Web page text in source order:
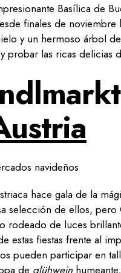
Basílica de
finales de
y un hermoso árbol
probar las ricas delicias
hace gala de la
selección de ellos,
rodeado de luces
estas fiestas frente al
pueden participar en
de glühwein